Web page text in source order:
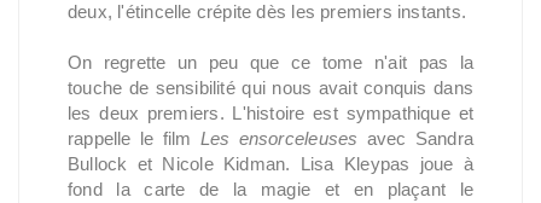
deux, l'étincelle crépite dès les premiers instants.
On regrette un peu que ce tome n'ait pas la
touche de sensibilité qui nous avait conquis dans
les deux premiers. L'histoire est sympathique et
rappelle le film Les ensorceleuses avec Sandra
Bullock et Nicole Kidman. Lisa Kleypas joue à
fond la carte de la magie et en plaçant le